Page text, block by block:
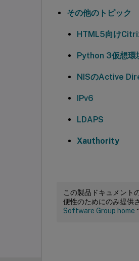
その他のトピック
HTML5向け
Python 3仮想環
NISのActive
IPv6
LDAPS
Xauthority
この製品ドキュメント
便性のためにのみ提供
Software Group home